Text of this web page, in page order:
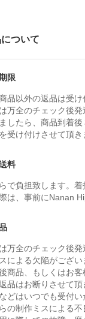
ついて
限
品以外の返品は受け
万全のチェック後
したら、商品到着後
受け付けさせて頂き
料
で負担致します。着
は、事前にNanan
万全のチェック後
による欠陥がござい
商品、もしくはお
品はお断りさせて頂
どはいつでも受付い
の制作ミスによる